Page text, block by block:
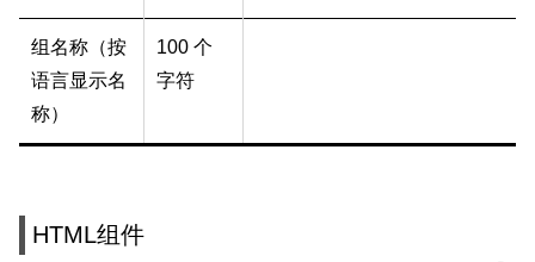
组名称（按
语言显示名
称）
100 个
字符
HTML组件